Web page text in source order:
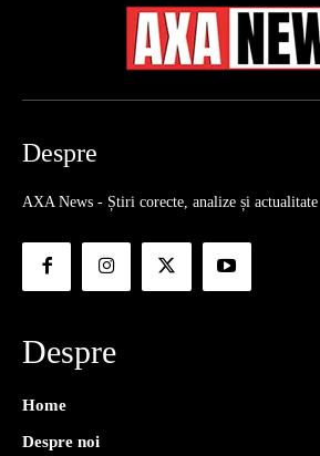
Despre
AXA News - Știri corecte, analize și actualitate
Despre
Home
Despre noi